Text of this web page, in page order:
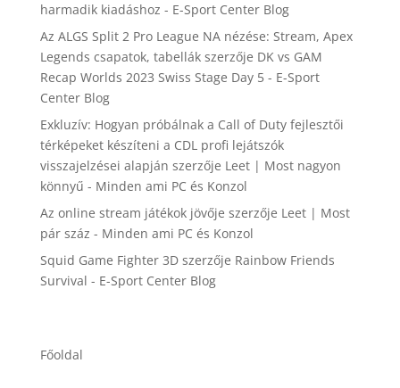
harmadik kiadáshoz - E-Sport Center Blog
Az ALGS Split 2 Pro League NA nézése: Stream, Apex
Legends csapatok, tabellákszerzője DK vs GAM
Recap Worlds 2023 Swiss Stage Day 5 - E-Sport
Center Blog
Exkluzív: Hogyan próbálnak a Call of Duty fejlesztői
térképeket készíteni a CDL profi lejátszók
visszajelzései alapján szerzője Leet | Most nagyon
könnyű - Minden ami PC és Konzol
Az online stream játékok jövője szerzője Leet | Most
pár száz - Minden ami PC és Konzol
Squid Game Fighter 3Dszerzője Rainbow Friends
Survival - E-Sport Center Blog
Főoldal